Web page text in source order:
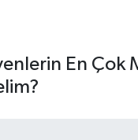
En Çok